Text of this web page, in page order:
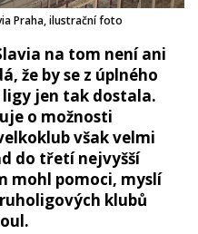
Praha, ilustrační foto
na tom není ani
že by se z úplného
jen tak dostala.
o možnosti
však velmi
do třetí nejvyšší
mohl pomoci, myslí
klubů